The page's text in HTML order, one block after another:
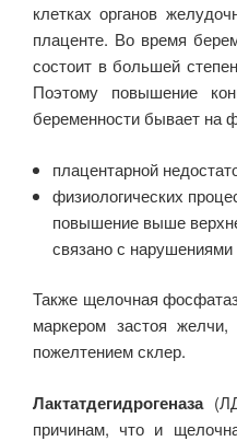
клетках органов
плаценте. Во время
состоит в большей
Поэтому повышение
беременности бывает на
плацентарной
физиологических
повышение выше
связано с нарушениями
Также щелочная
маркером застоя
пожелтением склер.
Лактатдегидрогеназа
причинам, что и